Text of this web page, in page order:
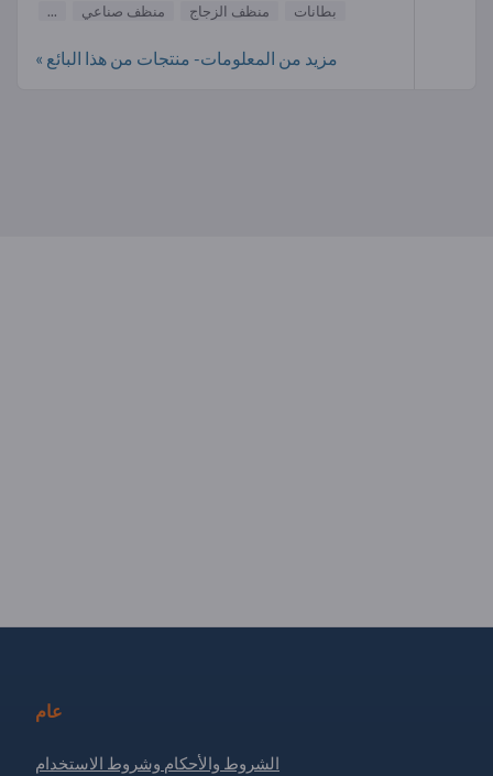
بطانات
منظف الزجاج منظف صناعي ...
مزيد من المعلومات- منتجات من هذا البائع »
عام
الشروط والأحكام وشروط الاستخدام